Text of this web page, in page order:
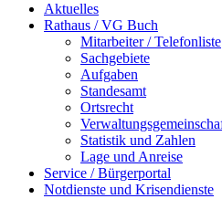
Aktuelles
Rathaus / VG Buch
Mitarbeiter / Telefonliste
Sachgebiete
Aufgaben
Standesamt
Ortsrecht
Statistik und Zahlen
Lage und Anreise
Service / Bürgerportal
Notdienste und Krisendienste